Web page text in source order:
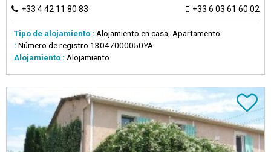
+33 4 42 11 80 83 +33 6 03 61 60 02
Tipo de alojamiento : Alojamiento en casa Apartamento
: Número de registro 13047000050YA
Alojamiento : Alojamiento